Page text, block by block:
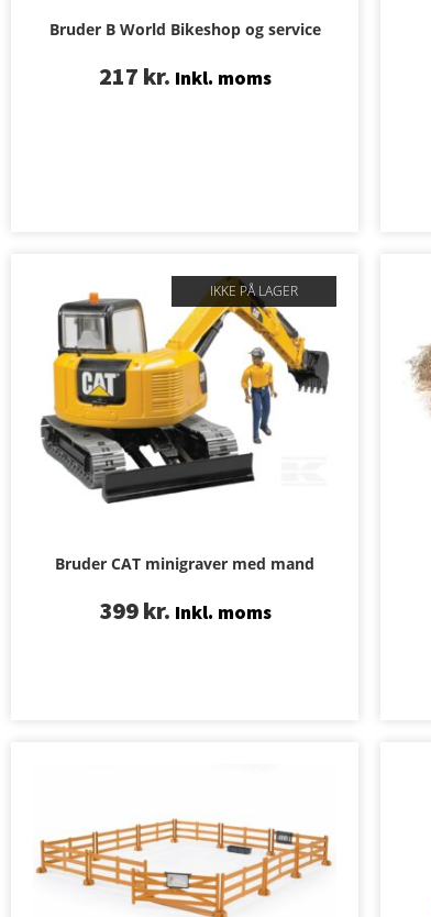
Bruder B World Bikeshop og service
217 kr. Inkl. moms
IKKE PÅ LAGER
Bruder CAT minigraver med mand
399kr. Inkl. moms